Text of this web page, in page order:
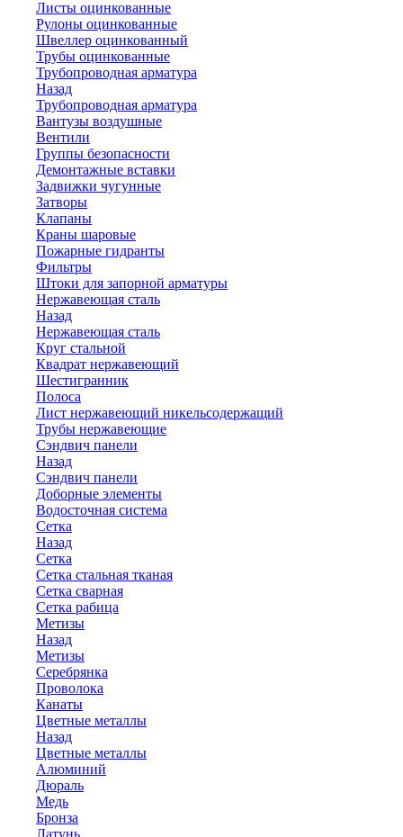
Листы оцинкованные
Рулоны оцинкованные
Швеллер оцинкованный
Трубы оцинкованные
Трубопроводная арматура
Назад
Трубопроводная арматура
Вантузы воздушные
Вентили
Группы безопасности
Демонтажные вставки
Задвижки чугунные
Затворы
Клапаны
Краны шаровые
Пожарные гидранты
Фильтры
Штоки для запорной арматуры
Нержавеющая сталь
Назад
Нержавеющая сталь
Круг стальной
Квадрат нержавеющий
Шестигранник
Полоса
Лист нержавеющий никельсодержащий
Трубы нержавеющие
Сэндвич панели
Назад
Сэндвич панели
Доборные элементы
Водосточная система
Сетка
Назад
Сетка
Сетка стальная тканая
Сетка сварная
Сетка рабица
Метизы
Назад
Метизы
Серебрянка
Проволока
Канаты
Цветные металлы
Назад
Цветные металлы
Алюминий
Дюраль
Медь
Бронза
Латунь